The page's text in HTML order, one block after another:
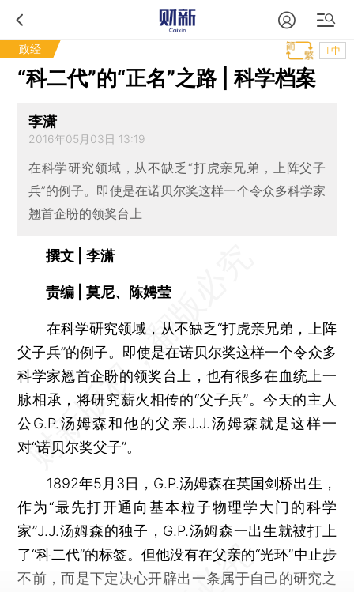
政经 T中
“科二代”的“正名”之路 | 科学档案
李潇
2016年05月03日 13:19
在科学研究领域，从不缺乏“打虎亲兄弟，上阵父子
兵”的例子。即使是在诺贝尔奖这样一个令众多科学家
翘首企盼的领奖台上
撰文 | 李潇
责编 | 莫尼、陈娉莹
在科学研究领域，从不缺乏“打虎亲兄弟，上阵
父子兵”的例子。即使是在诺贝尔奖这样一个令众多
科学家翘首企盼的领奖台上，也有很多在血统上一
脉相承，将研究薪火相传的“父子兵”。今天的主人
公G.P.汤姆森和他的父亲J.J.汤姆森就是这样一
对“诺贝尔奖父子”。
1892年5月3日，G.P.汤姆森在英国剑桥出生，
作为“最先打开通向基本粒子物理学大门的科学
家”J.J.汤姆森的独子，G.P.汤姆森一出生就被打上
了“科二代”的标签。但他没有在父亲的“光环”中止步
不前，而是下定决心开辟出一条属于自己的研究之